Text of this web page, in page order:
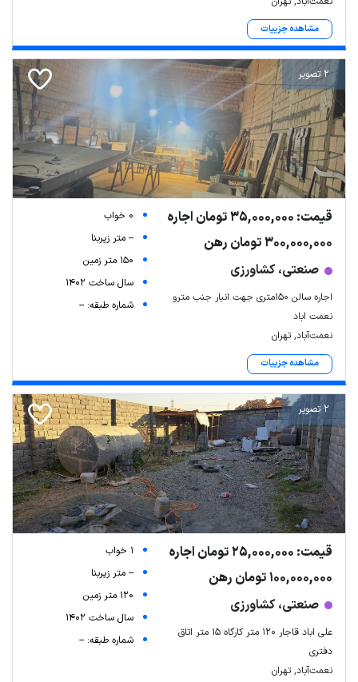
مشاهده جزییات
2 تصویر
قیمت: 35,000,000 تومان اجاره
300,000,000 تومان رهن
صنعتی، کشاورزی
اجاره سالن ۱۵۰متری جهت انبار جنب مترو
نعمت اباد
نعمت‌آباد, تهران
مشاهده جزییات
0 خواب
-- متر زیربنا
150 متر زمین
سال ساخت 1402
شماره طبقه: --
2 تصویر
قیمت: 25,000,000 تومان اجاره
100,000,000 تومان رهن
صنعتی، کشاورزی
علی اباد قاجار ۱۲۰ متر کارگاه ۱۵ متر اتاق
دفتری
نعمت‌آباد, تهران
1 خواب
-- متر زیربنا
120 متر زمین
سال ساخت 1402
شماره طبقه: --